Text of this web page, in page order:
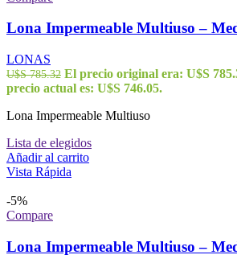
Lona Impermeable Multiuso –
LONAS
U$S785.32 El precio original era: U$S
precio actual es: U$S 746.05.
Lona Impermeable Multiuso
Lista de elegidos
Añadir al carrito
Vista Rápida
-5%
Compare
Lona Impermeable Multiuso –